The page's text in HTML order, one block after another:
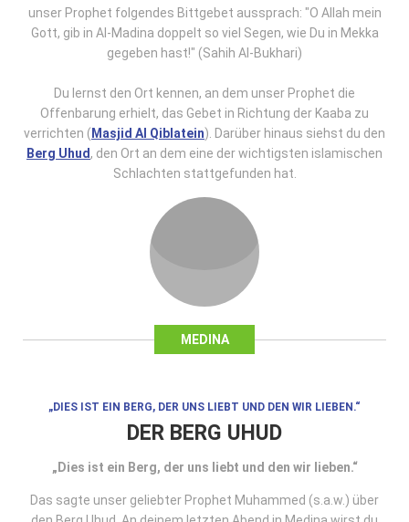
MEDINA
unser Prophet folgendes Bittgebet aussprach: "O Allah mein
Gott, gib in Al-Madina doppelt so viel Segen, wie Du in Mekka
gegeben hast!" (Sahih Al-Bukhari)
Du lernst den Ort kennen, an dem unser Prophet die
Offenbarung erhielt, das Gebet in Richtung der Kaaba zu
verrichten ( Masjid Al Qiblatein). Darüber hinaus siehst du den
Berg Uhud, den Ort an dem eine der wichtigsten islamischen
Schlachten stattgefunden hat.
„DIES IST EIN BERG, DER UNS LIEBT UND DEN WIR LIEBEN.“
DER BERG UHUD
„Dies ist ein Berg, der uns liebt und den wir lieben.“
Das sagte unser geliebter Prophet Muhammed (s.a.w.) über